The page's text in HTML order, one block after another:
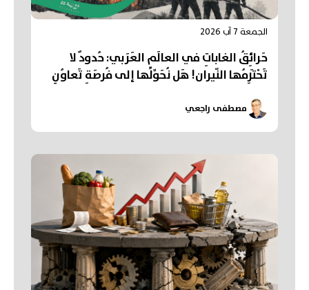
الجمعة 7 آب 2026
حَرائِقُ الغاباتِ في العالَمِ العَرَبي: حُدودٌ لا
تَحْتَرِمُها النّيران! هَل نُحَوِّلُها إلى فُرصَةِ تَعاوُنٍ
مصطفى راجعي